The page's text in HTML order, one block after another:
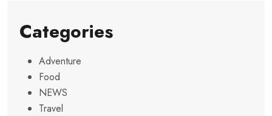
Categories
Adventure
Food
NEWS
Travel